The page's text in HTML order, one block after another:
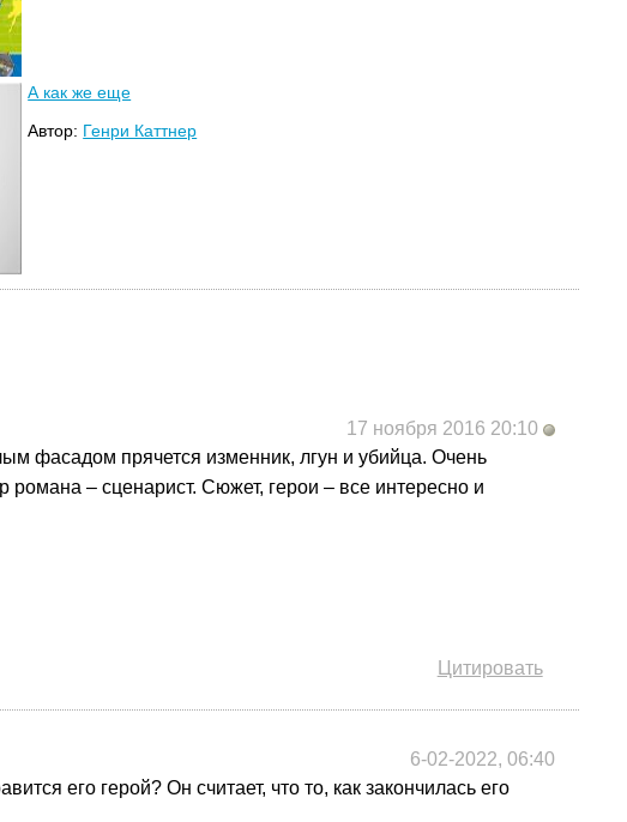
А как же еще
Автор: Генри Каттнер
17 ноября 2016 20:10
фасадом прячется изменник, лгун и убийца. Очень
– сценарист. Сюжет, герои – все интересно и
Цитировать
6-02-2022, 06:40
его герой? Он считает, что то, как закончилась его